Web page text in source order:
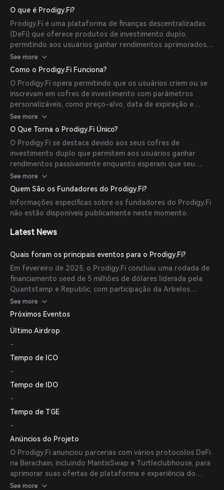
O que é Prodigy.Fi?
Prodigy.Fi é uma plataforma de finanças descentralizadas
(DeFi) que oferece produtos de investimento duplo,
permitindo aos usuários ganhar rendimentos aprimorados
enquanto definem preços-alvo para comprar ou vender
criptomoedas como Wrapped Ethereum (WETH). A
plataforma atende tanto traders novatos quanto
experientes, fornecendo ferramentas para aumentar ativos
cripto, maximizar o rendimento percentual anual (APY) e
negociar de forma eficaz no mercado.
See more
Como o Prodigy.Fi Funciona?
O Prodigy.Fi opera permitindo que os usuários criem ou se
inscrevam em cofres de investimento com parâmetros
personalizáveis, como preço-alvo, data de expiração e
rendimento. Os usuários podem escolher estratégias como
'Comprar Baixo' ou 'Vender Alto', ganhando rendimentos
enquanto esperam que o preço vinculado seja alcançado.
Esse mecanismo oferece flexibilidade na gestão dos
investimentos com base nas condições do mercado.
See more
O Que Torna o Prodigy.Fi Único?
O Prodigy.Fi se destaca devido aos seus cofres de
investimento duplo que permitem aos usuários ganhar
rendimentos passivamente enquanto esperam que seu
preço vinculado seja alcançado. As principais características
incluem altos retornos que superam instrumentos
financeiros tradicionais, estratégias flexíveis adaptáveis às
condições do mercado e transparência garantida por
contratos inteligentes que automatizam operações desde a
aceitação de depósitos até a distribuição dos lucros.
See more
Quem São os Fundadores do Prodigy.Fi?
Informações específicas sobre os fundadores do Prodigy.Fi
não estão disponíveis publicamente neste momento.
Latest News
Quais foram os principais eventos para o Prodigy.Fi?
Em fevereiro de 2025, o Prodigy.Fi concluiu uma rodada de
financiamento seed de 5 milhões de dólares liderada pela
Quantstamp e Republic, com participação da Arbelos
Markets, RSK Capital e Samara Alpha Management. Os
fundos destinam-se a apoiar o desenvolvimento da
See more
Próximos Eventos
Último Airdrop
-
Tempo de ICO
-
Tempo de IDO
-
Tempo de TGE
-
Anúncios do Projeto
O Prodigy.Fi anunciou parcerias com vários protocolos DeFi
na Berachain, incluindo MantisSwap e Turtleclubhouse, para
aprimorar suas ofertas de plataforma e experiência do
usuário.
See more